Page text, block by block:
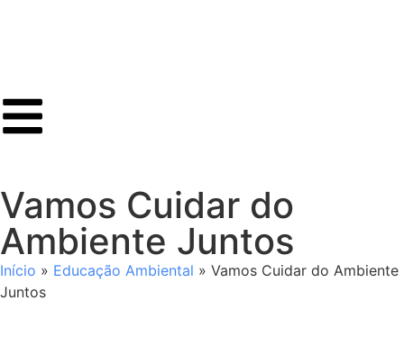
Vamos Cuidar do
Ambiente Juntos
Início » Educação Ambiental » Vamos Cuidar do Ambiente
Juntos